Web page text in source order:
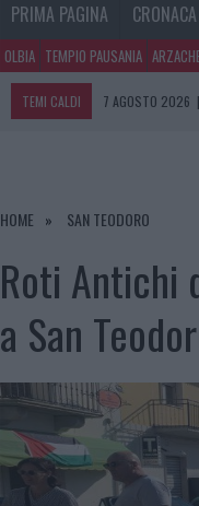
PRIMA PAGINA CRONACA
OLBIA TEMPIO PAUSANIA
TEMI CALDI 7 AGOSTO 2026 |
7 AGOSTO 2026 | PAUSA
HOME SAN TEODORO
Roti Antichi
a San